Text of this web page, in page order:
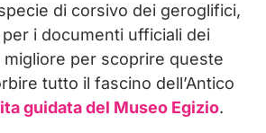
di corsivo dei geroglifici,
i documenti ufficiali dei
per scoprire queste
tutto il fascino dell’Antico
guidata del Museo Egizio.